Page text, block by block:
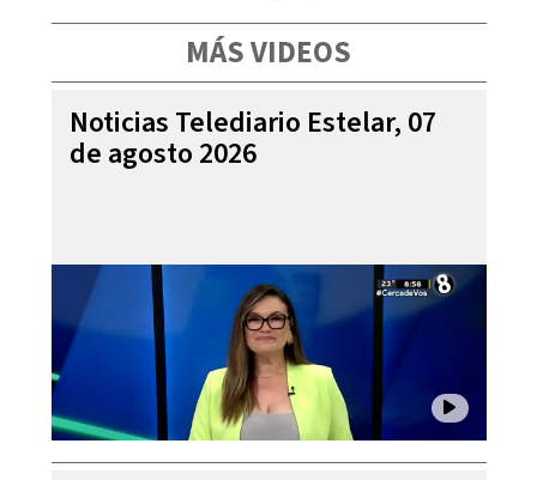
MÁS VIDEOS
Noticias Telediario Estelar, 07
de agosto 2026